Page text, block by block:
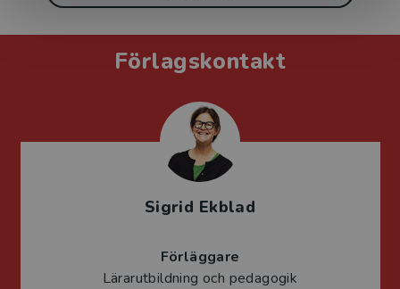
Förlagskontakt
Sigrid Ekblad
Förläggare
Lärarutbildning och pedagogik